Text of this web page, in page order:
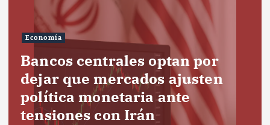
Economía
Bancos centrales optan por
dejar que mercados ajusten
política monetaria ante
tensiones con Irán